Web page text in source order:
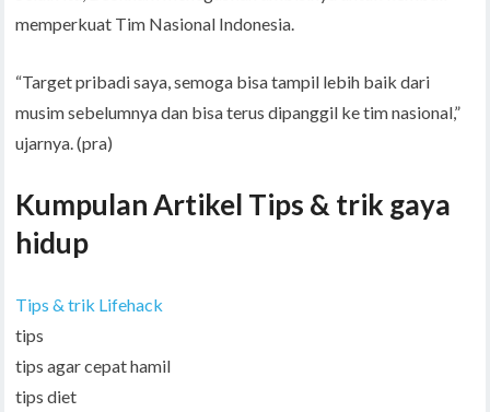
memperkuat Tim Nasional Indonesia.
“Target pribadi saya, semoga bisa tampil lebih baik dari
musim sebelumnya dan bisa terus dipanggil ke tim nasional,”
ujarnya. (pra)
Kumpulan Artikel Tips & trik gaya
hidup
Tips & trik Lifehack
tips
tips agar cepat hamil
tips diet